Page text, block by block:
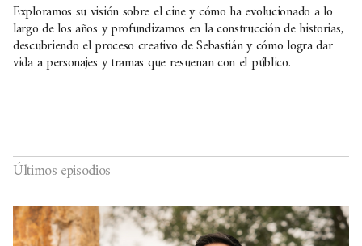
Exploramos su visión sobre el cine y cómo ha evolucionado a lo
largo de los años y profundizamos en la construcción de historias,
descubriendo el proceso creativo de Sebastián y cómo logra dar
vida a personajes y tramas que resuenan con el público.
Últimos episodios